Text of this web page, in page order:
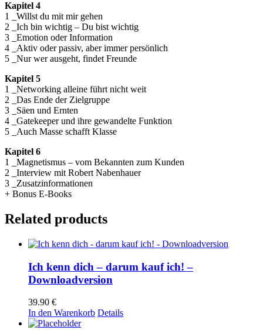
Kapitel 4
1 _Willst du mit mir gehen
2 _Ich bin wichtig – Du bist wichtig
3 _Emotion oder Information
4 _Aktiv oder passiv, aber immer persönlich
5 _Nur wer ausgeht, findet Freunde
Kapitel 5
1 _Networking alleine führt nicht weit
2 _Das Ende der Zielgruppe
3 _Säen und Ernten
4 _Gatekeeper und ihre gewandelte Funktion
5 _Auch Masse schafft Klasse
Kapitel 6
1 _Magnetismus – vom Bekannten zum Kunden
2 _Interview mit Robert Nabenhauer
3 _Zusatzinformationen
+ Bonus E-Books
Related products
Ich kenn dich – darum kauf ich! –
Downloadversion
39.90 €
In den Warenkorb Details